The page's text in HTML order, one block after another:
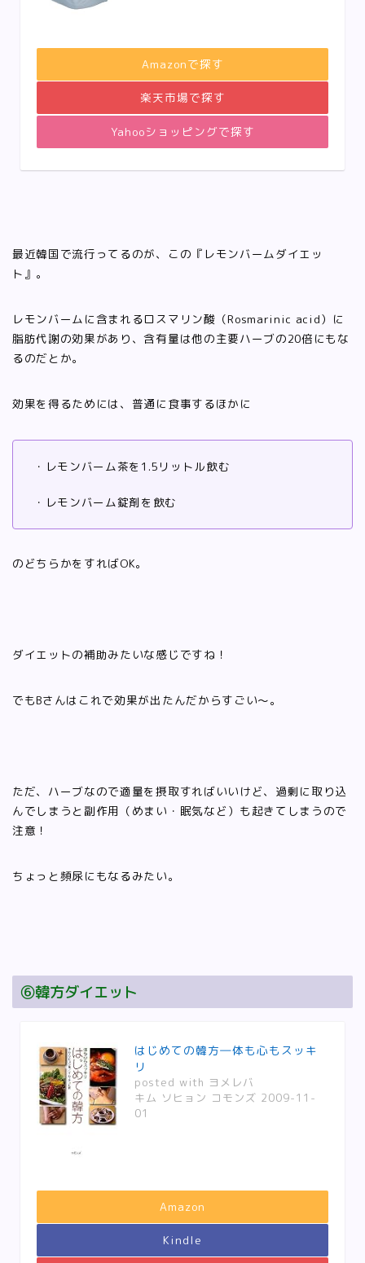
Amazonで探す
楽天市場で探す
Yahooショッピングで探す
最近韓国で流行ってるのが、この『レモンバームダイエッ
ト』。
レモンバームに含まれるロスマリン酸（Rosmarinic acid）に
脂肪代謝の効果があり、含有量は他の主要ハーブの20倍にもな
るのだとか。
効果を得るためには、普通に食事するほかに
・レモンバーム茶を1.5リットル飲む
・レモンバーム錠剤を飲む
のどちらかをすればOK。
ダイエットの補助みたいな感じですね！
でもBさんはこれで効果が出たんだからすごい〜。
ただ、ハーブなので適量を摂取すればいいけど、過剰に取り込
んでしまうと副作用（めまい・眠気など）も起きてしまうので
注意！
ちょっと頻尿にもなるみたい。
⑥韓方ダイエット
はじめての韓方―体も心もスッキ
リ
posted with ヨメレバ
キム ソヒョン コモンズ 2009-11-
01
Amazon
Kindle